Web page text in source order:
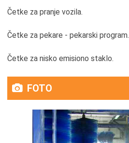
Četke za pranje vozila.
Četke za pekare - pekarski program.
Četke za nisko emisiono staklo.
FOTO